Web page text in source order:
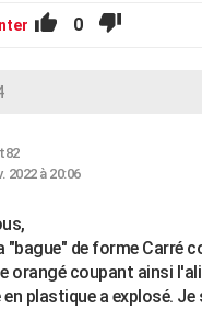
0
2022 à 20:06
"bague" de forme Carré
orangé coupant ainsi
plastique a explosé.